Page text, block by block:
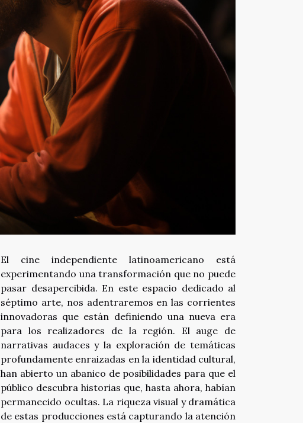
El cine independiente latinoamericano está
experimentando una transformación que no puede
pasar desapercibida. En este espacio dedicado al
séptimo arte, nos adentraremos en las corrientes
innovadoras que están definiendo una nueva era
para los realizadores de la región. El auge de
narrativas audaces y la exploración de temáticas
profundamente enraizadas en la identidad cultural,
han abierto un abanico de posibilidades para que el
público descubra historias que, hasta ahora, habían
permanecido ocultas. La riqueza visual y dramática
de estas producciones está capturando la atención